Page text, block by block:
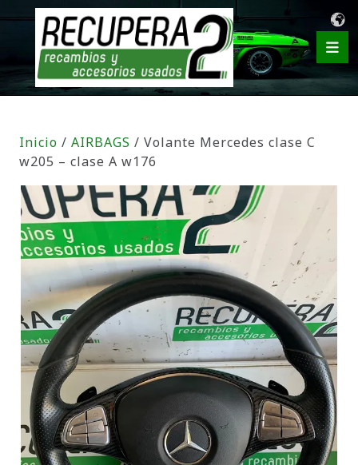
Inicio / AIRBAGS / Volante Mercedes clase C
w205 – clase A w176